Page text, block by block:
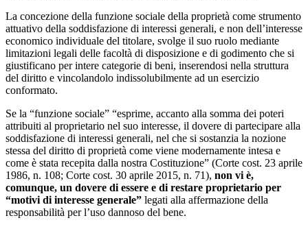
La concezione della funzione sociale della proprietà come strumento
attuativo della soddisfazione di interessi generali, e non dell’interesse
economico individuale del titolare, svolge il suo ruolo mediante
limitazioni legali delle facoltà di disposizione e di godimento che si
giustificano per intere categorie di beni, inserendosi nella struttura
del diritto e vincolandolo indissolubilmente ad un esercizio
conformato.
Se la “funzione sociale” “esprime, accanto alla somma dei poteri
attribuiti al proprietario nel suo interesse, il dovere di partecipare alla
soddisfazione di interessi generali, nel che si sostanzia la nozione
stessa del diritto di proprietà come viene modernamente intesa e
come è stata recepita dalla nostra Costituzione” (Corte cost. 23 aprile
1986, n. 108; Corte cost. 30 aprile 2015, n. 71), non vi è,
comunque, un dovere di essere e di restare proprietario per
“motivi di interesse generale” legati alla affermazione della
responsabilità per l’uso dannoso del bene.